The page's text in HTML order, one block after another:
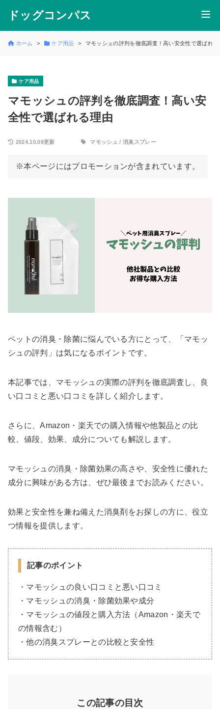
ドッグコンパス
ホーム ケア用品 マモッシュの評判を徹底調査！高い安全性で選ばれる
ケア用品
マモッシュの評判を徹底調査！高い安
全性で選ばれる理由
2024.10.08更新 マモッシュ / 消臭スプレー
※本ページにはプロモーションが含まれています。
ペットの消臭・除菌に悩んでいる方にとって、「マモッ
シュの評判」は気になるポイントです。
本記事では、マモッシュの実際の評判を徹底調査し、良
い口コミと悪い口コミを詳しく紹介します。
さらに、Amazon・楽天での購入情報や他製品との比
較、値段、効果、成分についても解説します。
マモッシュの消臭・除菌効果の高さや、安全性に優れた
成分に興味がある方は、ぜひ最後までお読みください。
効果と安全性を兼ね備えた消臭剤をお探しの方に、役立
つ情報を提供します。
記事のポイント
・マモッシュの良い口コミと悪い口コミ
・マモッシュの消臭・除菌効果や成分
・マモッシュの値段と購入方法（Amazon・楽天で
の情報含む）
・他の消臭スプレーとの比較と安全性
この記事の目次